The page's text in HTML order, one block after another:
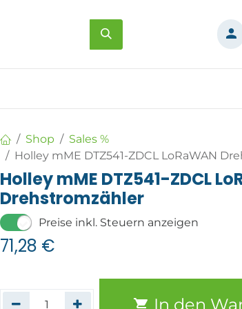
Shop
Sales %
Holley mME DTZ541-ZDCL LoRaWAN
Holley mME DTZ541-ZDCL
Drehstromzähler
Preise inkl. Steuern anzeigen
71,28 €
In den